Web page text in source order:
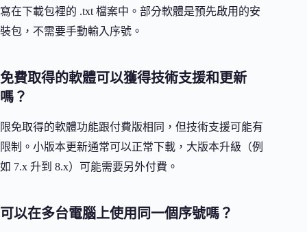
寫在下載包裡的 .txt 檔案中。部分軟體是預先啟用的安
裝包，不需要手動輸入序號。
免費取得的軟體可以獲得技術支援和更新
嗎？
限免取得的軟體功能跟付費版相同，但技術支援可能有
限制。小版本更新通常可以正常下載，大版本升級（例
如 7.x 升到 8.x）可能需要另外付費。
可以在多台電腦上使用同一個序號嗎？